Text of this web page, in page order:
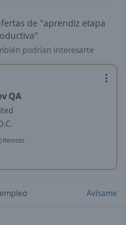
de "aprendiz etapa
podrían interesarte
QA
Remoto
Avísame